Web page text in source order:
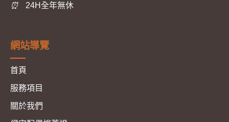
⏰ 24H全年無休
網站導覽
首頁
服務項目
關於我們